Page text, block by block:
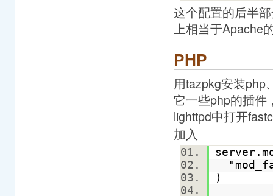
这个配置的后半
上相当于Apache
PHP
用tazpkg安装php
它一些php的插件
lighttpd中打开
加入
)